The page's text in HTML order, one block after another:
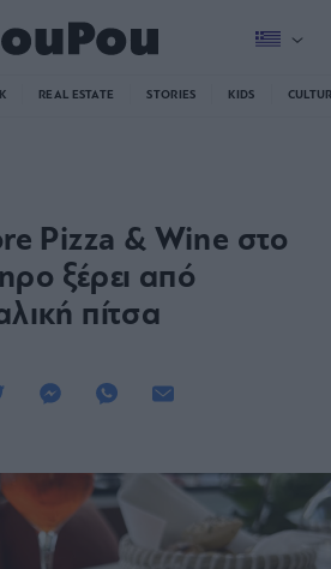
REAL ESTATE STORIES KIDS
Pizza & Wine στο
ξέρει από
πίτσα